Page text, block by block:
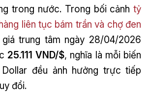
trong nước. Trong bối cảnhtỷ
liên tục bám trần và chợ đen
trung tâm ngày 28/04/2026
25.111 VND/$, nghĩa là mỗi biến
đều ảnh hưởng trực tiếp
đổi.